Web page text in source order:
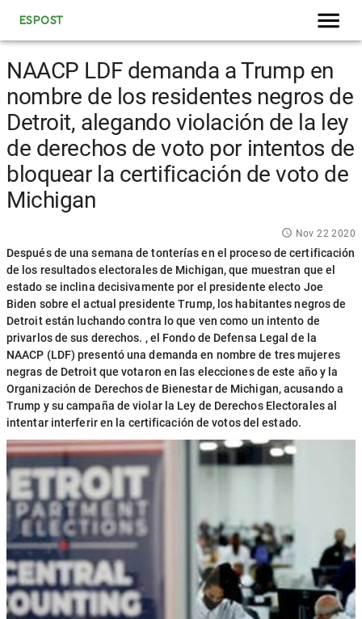
ESPOST
NAACP LDF demanda a Trump en
nombre de los residentes negros de
Detroit, alegando violación de la ley
de derechos de voto por intentos de
bloquear la certificación de voto de
Michigan
Nov 22 2020
Después de una semana de tonterías en el proceso de certificación
de los resultados electorales de Michigan, que muestran que el
estado se inclina decisivamente por el presidente electo Joe
Biden sobre el actual presidente Trump, los habitantes negros de
Detroit están luchando contra lo que ven como un intento de
privarlos de sus derechos. , el Fondo de Defensa Legal de la
NAACP (LDF) presentó una demanda en nombre de tres mujeres
negras de Detroit que votaron en las elecciones de este año y la
Organización de Derechos de Bienestar de Michigan, acusando a
Trump y su campaña de violar la Ley de Derechos Electorales al
intentar interferir en la certificación de votos del estado.